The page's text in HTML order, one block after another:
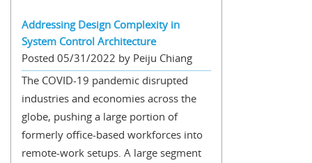
Addressing Design Complexity in
System Control Architecture
Posted 05/31/2022 by Peiju Chiang
The COVID-19 pandemic disrupted
industries and economies across the
globe, pushing a large portion of
formerly office-based workforces into
remote-work setups. A large segment